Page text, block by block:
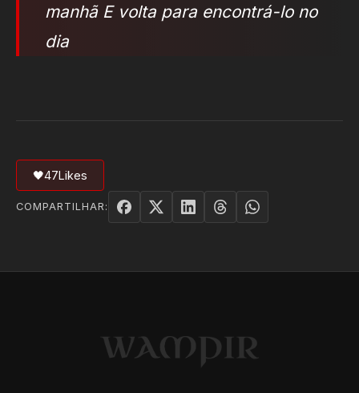
manhã E volta para encontrá-lo no
dia
🖤47Likes
COMPARTILHAR: